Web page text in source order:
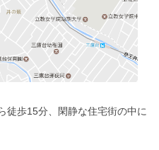
徒歩15分、閑静な住宅街の中に